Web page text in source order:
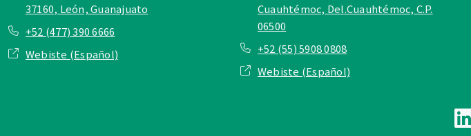
37160, León, Guanajuato
+52 (477) 390 6666
Webiste (Español)
Cuauhtémoc, Del.Cuauhtémoc, C.P.
06500
+52 (55) 5908 0808
Webiste (Español)